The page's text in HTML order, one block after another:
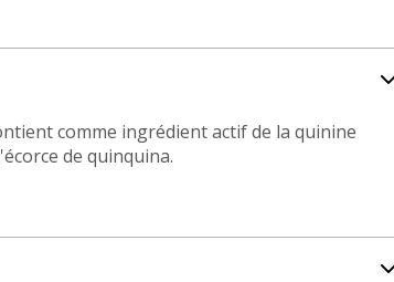
comme ingrédient actif de la quinine
de quinquina.